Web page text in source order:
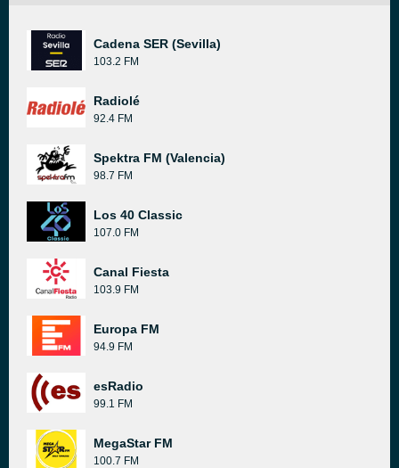
Cadena SER (Sevilla)
103.2 FM
Radiolé
92.4 FM
Spektra FM (Valencia)
98.7 FM
Los 40 Classic
107.0 FM
Canal Fiesta
103.9 FM
Europa FM
94.9 FM
esRadio
99.1 FM
MegaStar FM
100.7 FM